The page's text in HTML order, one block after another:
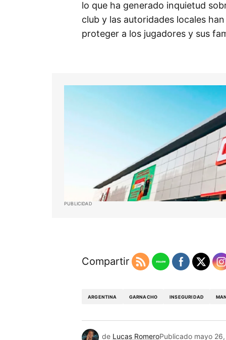
lo que ha generado inquietud
club y las autoridades locales
proteger a los jugadores y sus
PUBLICIDAD
Compartir
ARGENTINA GARNACHO INSEGURIDAD
de Lucas RomeroPublicado mayo